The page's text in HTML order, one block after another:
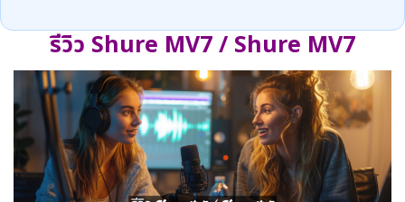
รีวิว Shure MV7 / Shure MV7